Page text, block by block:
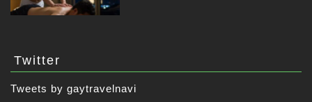
Twitter
Tweets by gaytravelnavi